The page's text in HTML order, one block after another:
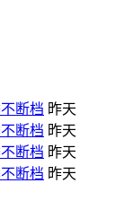
断档 昨天
断档 昨天
断档 昨天
断档 昨天